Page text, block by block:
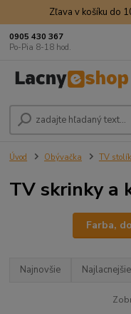
Zľava v košíku do
0905 430 367
Po-Pia 8-18 hod.
Úvod Obývačka TV
TV skrinky a
Farba,
Najnovšie Najlacnejšie